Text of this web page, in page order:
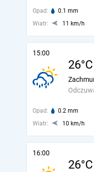
Opad: 0.1 mm
Wiatr:
11 km/h
15:00
26°C
Opad: 0.2 mm
Wiatr:
10 km/h
16:00
26°C